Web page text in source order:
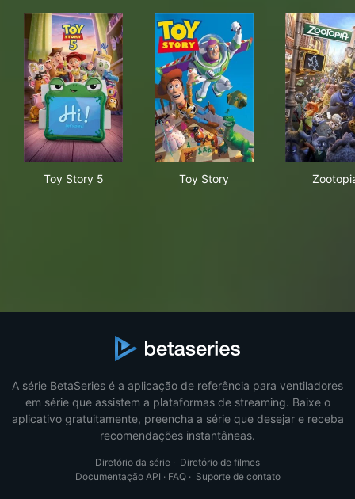
Toy Story 5 Toy Story
A série BetaSeries é a aplicação de referência para ventiladores
em série que assistem a plataformas de streaming. Baixe o
aplicativo gratuitamente, preencha a série que desejar e receba
recomendações instantâneas.
Diretório da série · Diretório de filmes
Documentação API · FAQ· Suporte de contato